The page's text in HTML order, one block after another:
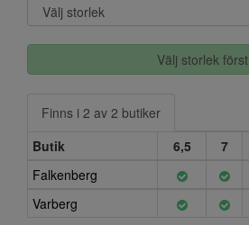
Välj storlek först
Finns i 2 av 2 butiker
Butik
6,5 7
Falkenberg
Varberg